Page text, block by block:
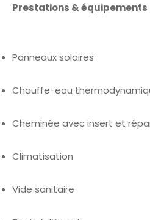
Prestations & équipements
Panneaux solaires
Chauffe-eau
Cheminée avec insert et
Climatisation
Vide sanitaire